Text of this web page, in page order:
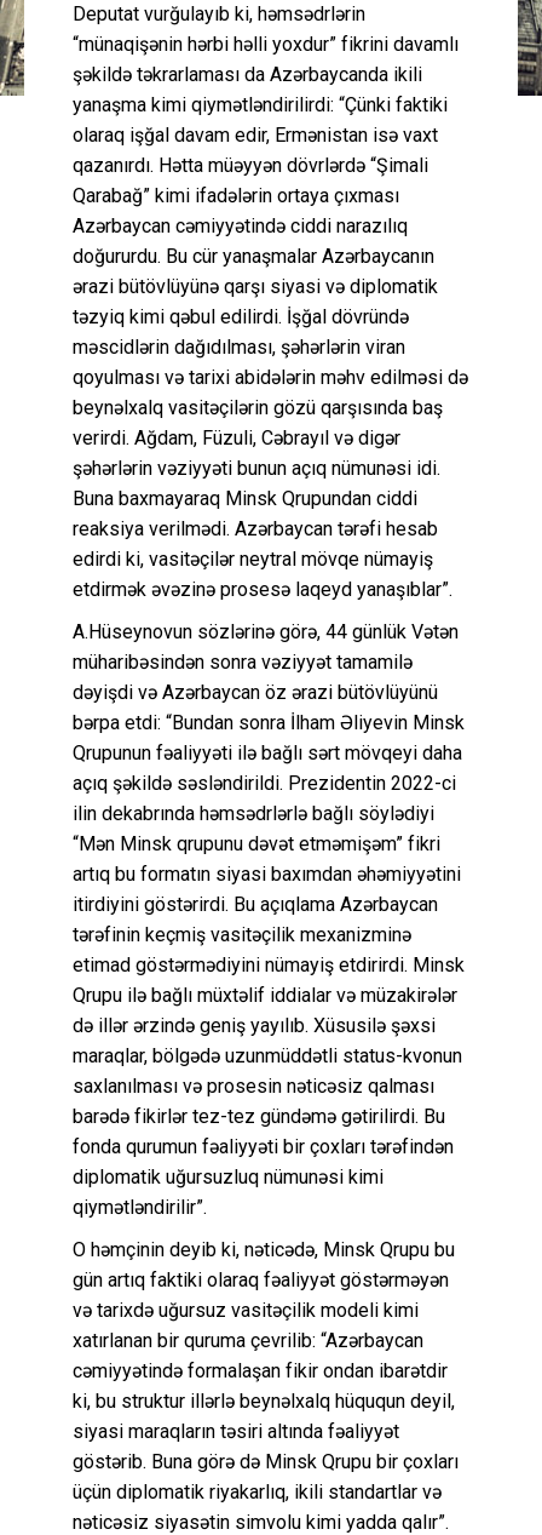
Deputat vurğulayıb ki, həmsədrlərin
“münaqişənin hərbi həlli yoxdur” fikrini davamlı
şəkildə təkrarlaması da Azərbaycanda ikili
yanaşma kimi qiymətləndirilirdi: “Çünki faktiki
olaraq işğal davam edir, Ermənistan isə vaxt
qazanırdı. Hətta müəyyən dövrlərdə “Şimali
Qarabağ” kimi ifadələrin ortaya çıxması
Azərbaycan cəmiyyətində ciddi narazılıq
doğururdu. Bu cür yanaşmalar Azərbaycanın
ərazi bütövlüyünə qarşı siyasi və diplomatik
təzyiq kimi qəbul edilirdi. İşğal dövründə
məscidlərin dağıdılması, şəhərlərin viran
qoyulması və tarixi abidələrin məhv edilməsi də
beynəlxalq vasitəçilərin gözü qarşısında baş
verirdi. Ağdam, Füzuli, Cəbrayıl və digər
şəhərlərin vəziyyəti bunun açıq nümunəsi idi.
Buna baxmayaraq Minsk Qrupundan ciddi
reaksiya verilmədi. Azərbaycan tərəfi hesab
edirdi ki, vasitəçilər neytral mövqe nümayiş
etdirmək əvəzinə prosesə laqeyd yanaşıblar”.
A.Hüseynovun sözlərinə görə, 44 günlük Vətən
müharibəsindən sonra vəziyyət tamamilə
dəyişdi və Azərbaycan öz ərazi bütövlüyünü
bərpa etdi: “Bundan sonra İlham Əliyevin Minsk
Qrupunun fəaliyyəti ilə bağlı sərt mövqeyi daha
açıq şəkildə səsləndirildi. Prezidentin 2022-ci
ilin dekabrında həmsədrlərlə bağlı söylədiyi
“Mən Minsk qrupunu dəvət etməmişəm” fikri
artıq bu formatın siyasi baxımdan əhəmiyyətini
itirdiyini göstərirdi. Bu açıqlama Azərbaycan
tərəfinin keçmiş vasitəçilik mexanizminə
etimad göstərmədiyini nümayiş etdirirdi. Minsk
Qrupu ilə bağlı müxtəlif iddialar və müzakirələr
də illər ərzində geniş yayılıb. Xüsusilə şəxsi
maraqlar, bölgədə uzunmüddətli status-kvonun
saxlanılması və prosesin nəticəsiz qalması
barədə fikirlər tez-tez gündəmə gətirilirdi. Bu
fonda qurumun fəaliyyəti bir çoxları tərəfindən
diplomatik uğursuzluq nümunəsi kimi
qiymətləndirilir”.
O həmçinin deyib ki, nəticədə, Minsk Qrupu bu
gün artıq faktiki olaraq fəaliyyət göstərməyən
və tarixdə uğursuz vasitəçilik modeli kimi
xatırlanan bir quruma çevrilib: “Azərbaycan
cəmiyyətində formalaşan fikir ondan ibarətdir
ki, bu struktur illərlə beynəlxalq hüququn deyil,
siyasi maraqların təsiri altında fəaliyyət
göstərib. Buna görə də Minsk Qrupu bir çoxları
üçün diplomatik riyakarlıq, ikili standartlar və
nəticəsiz siyasətin simvolu kimi yadda qalır”.